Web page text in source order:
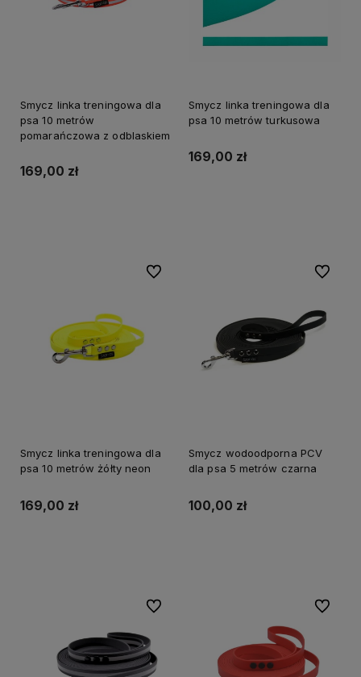
Smycz linka treningowa dla
psa 10 metrów
pomarańczowa z odblaskiem
169,00 zł
Smycz linka treningowa dla
psa 10 metrów turkusowa
169,00 zł
Smycz linka treningowa dla
psa 10 metrów żółty neon
169,00 zł
Do ulubionych
Smycz wodoodporna PCV
dla psa 5 metrów czarna
100,00 zł
Do
Do ulubionych Do